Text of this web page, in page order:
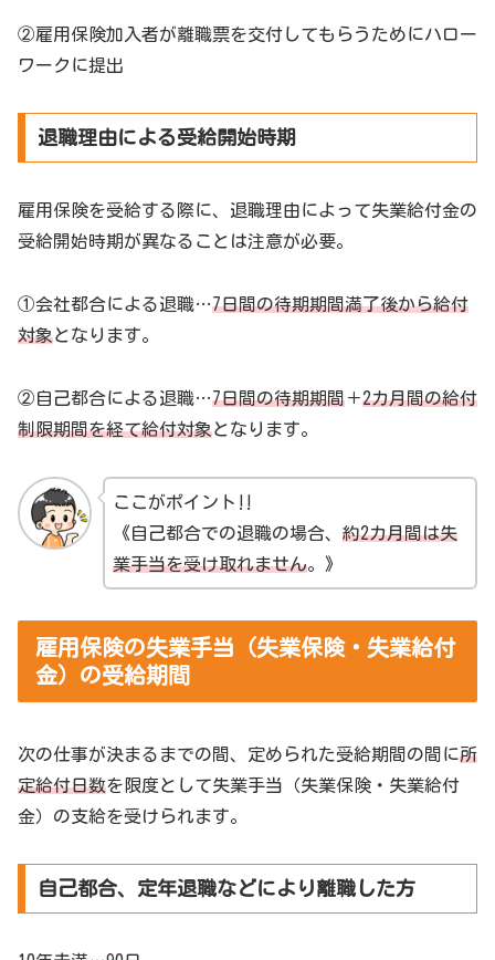
②雇用保険加入者が離職票を交付してもらうためにハロー
ワークに提出
退職理由による受給開始時期
雇用保険を受給する際に、退職理由によって失業給付金の
受給開始時期が異なることは注意が必要。
①会社都合による退職…7日間の待期期間満了後から給付
対象となります。
②自己都合による退職…7日間の待期期間＋2カ月間の給付
制限期間を経て給付対象となります。
ここがポイント‼
《自己都合での退職の場合、 約2カ月間は失
業手当を受け取れません。》
雇用保険の失業手当（失業保険・失業給付
金）の受給期間
次の仕事が決まるまでの間、定められた受給期間の間に所
定給付日数を限度として失業手当（失業保険・失業給付
金）の支給を受けられます。
自己都合、定年退職などにより離職した方